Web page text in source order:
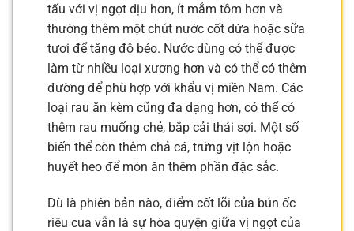
tấu với vị ngọt dịu hơn, ít mắm tôm hơn và
thường thêm một chút nước cốt dừa hoặc sữa
tươi để tăng độ béo. Nước dùng có thể được
làm từ nhiều loại xương hơn và có thể có thêm
đường để phù hợp với khẩu vị miền Nam. Các
loại rau ăn kèm cũng đa dạng hơn, có thể có
thêm rau muống chẻ, bắp cải thái sợi. Một số
biến thể còn thêm chả cá, trứng vịt lộn hoặc
huyết heo để món ăn thêm phần đặc sắc.
Dù là phiên bản nào, điểm cốt lõi của bún ốc
riêu cua vẫn là sự hòa quyện giữa vị ngọt của